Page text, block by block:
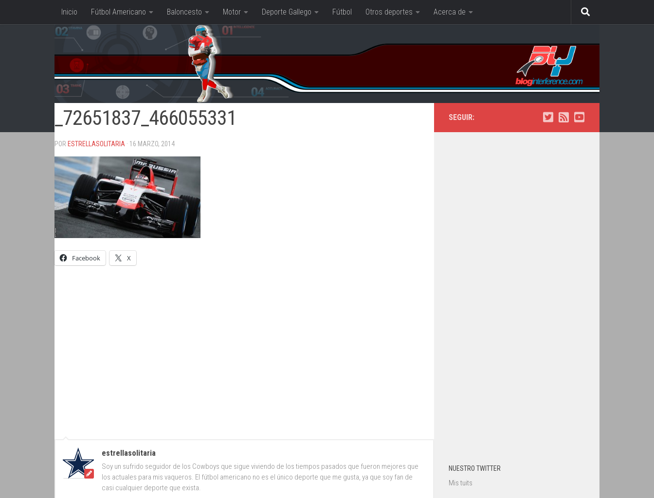
Saltar al contenido
Inicio Fútbol Americano Baloncesto Motor Deporte Gallego Fútbol Otros deportes Acerca de
_72651837_466055331
POR ESTRELLASOLITARIA · 16 MARZO, 2014
Facebook X
estrellasolitaria
Soy un sufrido seguidor de los Cowboys que sigue viviendo de los tiempos pasados que fueron mejores que
los actuales para mis vaqueros. El fútbol americano no es el único deporte que me gusta, ya que soy fan de
casi cualquier deporte que exista.
SEGUIR:
NUESTRO TWITTER
Mis tuits